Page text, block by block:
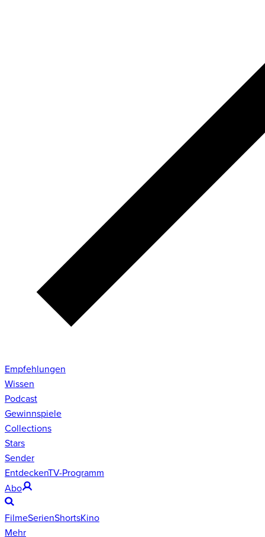
Empfehlungen
Wissen
Podcast
Gewinnspiele
Collections
Stars
Sender
EntdeckenTV-Programm
Abo
FilmeSerienShortsKino
Mehr